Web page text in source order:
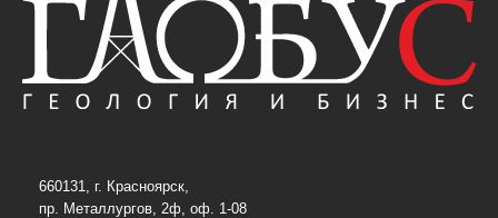
660131, г. Красноярск,
пр. Металлургов, 2ф, оф. 1-08